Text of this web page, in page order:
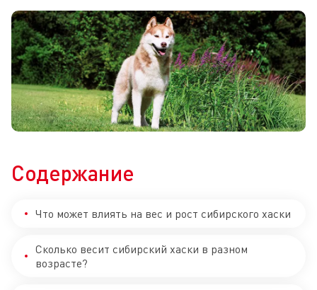
Содержание
Что может влиять на вес и рост сибирского хаски
Сколько весит сибирский хаски в разном
возрасте?